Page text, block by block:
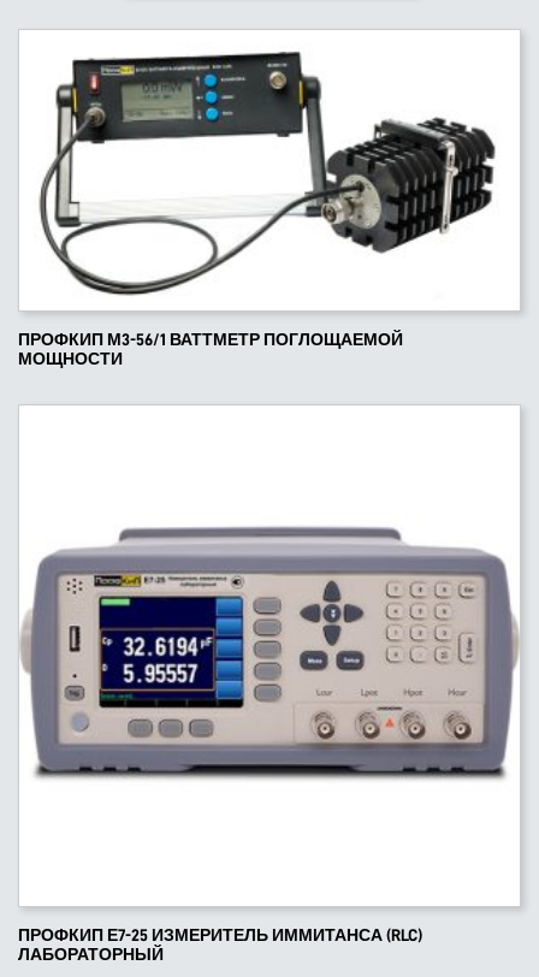
ПРОФКИП М3-56/1 ВАТТМЕТР ПОГЛОЩАЕМОЙ
МОЩНОСТИ
ПРОФКИП Е7-25 ИЗМЕРИТЕЛЬ ИММИТАНСА (RLC)
ЛАБОРАТОРНЫЙ